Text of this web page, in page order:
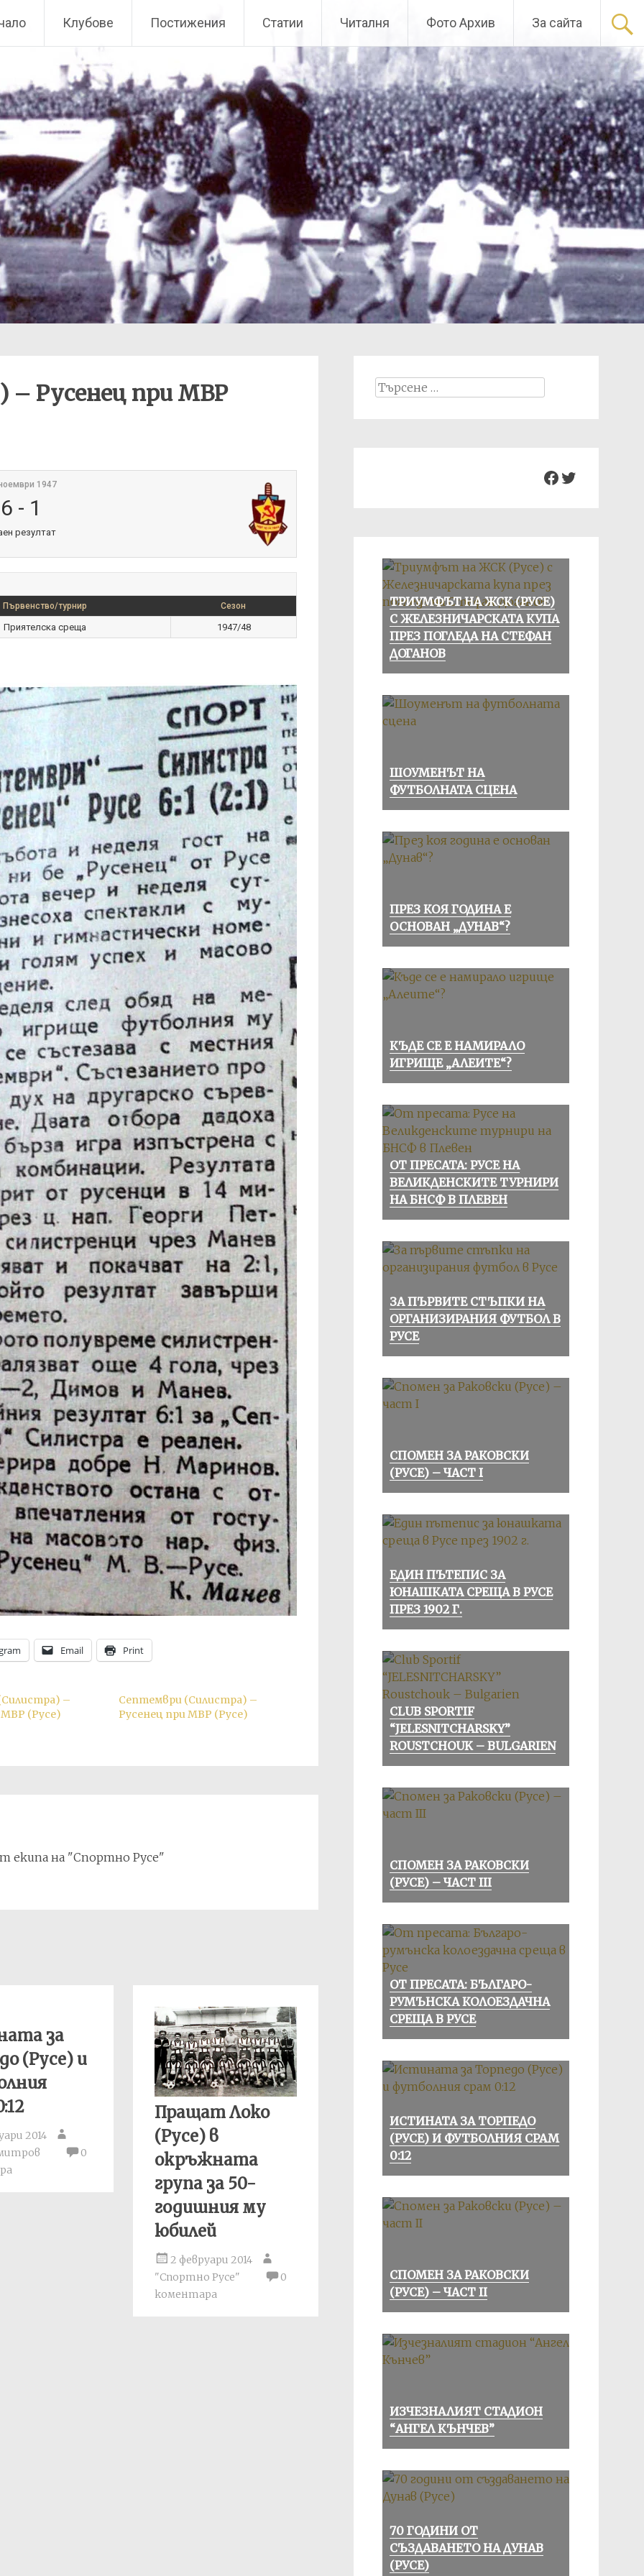
Клубове Постижения Статии Читалня Фото Архив За сайта
– Русенец при МВР
1947
6 - 1
резултат
Първенство/турнир Сезон
Приятелска среща 1947/48
Email Print
–
МВР (Русе)
Септември (Силистра) –
Русенец при МВР (Русе)
екипа на "Спортно Русе"
за
(Русе) и
2014
0
Пращат Локо
(Русе) в
окръжната
група за 50-
годишния му
юбилей
2 февруари 2014
"Спортно Русе"
0
коментара
Search
Facebook
Twitter
ТРИУМФЪТ НА ЖСК (РУСЕ)
С ЖЕЛЕЗНИЧАРСКАТА КУПА
ПРЕЗ ПОГЛЕДА НА СТЕФАН
ДОГАНОВ
ШОУМЕНЪТ НА
ФУТБОЛНАТА СЦЕНА
ПРЕЗ КОЯ ГОДИНА Е
ОСНОВАН „ДУНАВ“?
КЪДЕ СЕ Е НАМИРАЛО
ИГРИЩЕ „АЛЕИТЕ“?
ОТ ПРЕСАТА: РУСЕ НА
ВЕЛИКДЕНСКИТЕ ТУРНИРИ
НА БНСФ В ПЛЕВЕН
ЗА ПЪРВИТЕ СТЪПКИ НА
ОРГАНИЗИРАНИЯ ФУТБОЛ В
РУСЕ
СПОМЕН ЗА РАКОВСКИ
(РУСЕ) – ЧАСТ I
ЕДИН ПЪТЕПИС ЗА
ЮНАШКАТА СРЕЩА В РУСЕ
ПРЕЗ 1902 Г.
CLUB SPORTIF
“JELESNITCHARSKY”
ROUSTCHOUK – BULGARIEN
СПОМЕН ЗА РАКОВСКИ
(РУСЕ) – ЧАСТ III
ОТ ПРЕСАТА: БЪЛГАРО-
РУМЪНСКА КОЛОЕЗДАЧНА
СРЕЩА В РУСЕ
ИСТИНАТА ЗА ТОРПЕДО
(РУСЕ) И ФУТБОЛНИЯ СРАМ
0:12
СПОМЕН ЗА РАКОВСКИ
(РУСЕ) – ЧАСТ II
ИЗЧЕЗНАЛИЯТ СТАДИОН
“АНГЕЛ КЪНЧЕВ”
70 ГОДИНИ ОТ
СЪЗДАВАНЕТО НА ДУНАВ
(РУСЕ)